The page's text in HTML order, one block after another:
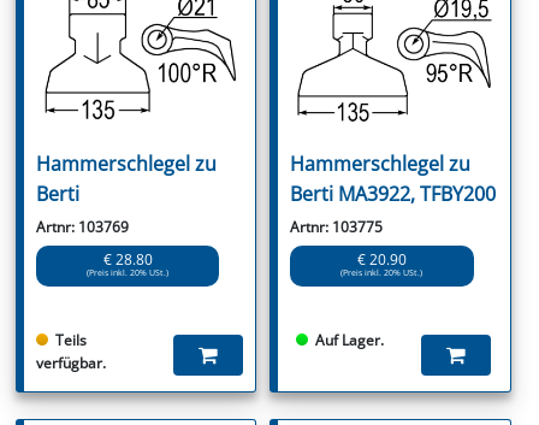
Hammerschlegel zu
Berti
Artnr: 103769
€ 28.80
(Preis inkl. 20% USt.)
Teils
verfügbar.
Hammerschlegel zu
Berti MA3922, TFBY200
Artnr: 103775
€ 20.90
(Preis inkl. 20% USt.)
Auf Lager.